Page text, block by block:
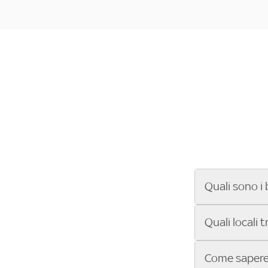
Quali sono i
Se cerchi un
ENILIVE, la
Sky Bar ti
Quali locali
Vuoi sapere
Come